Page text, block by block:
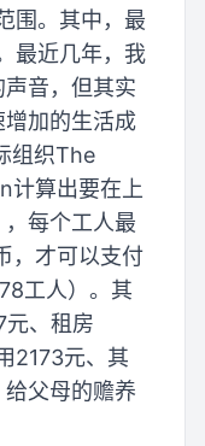
围。其中，最
最近几年，我
音，但其实
加的生活成
组织The
计算出要在上
每个工人最
，才可以支付
工人）。其
元、租房
2173元、其
父母的赡养